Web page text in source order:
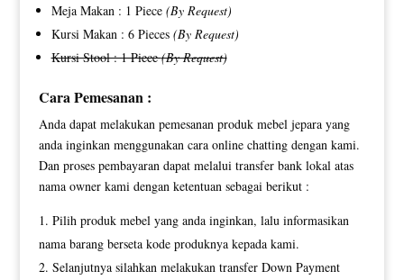
Meja Makan : 1 Piece (By Request)
Kursi Makan : 6 Pieces (By Request)
Kursi Stool : 1 Piece(By Request)
Cara Pemesanan :
Anda dapat melakukan pemesanan produk mebel jepara yang
anda inginkan menggunakan cara online chatting dengan kami.
Dan proses pembayaran dapat melalui transfer bank lokal atas
nama owner kami dengan ketentuan sebagai berikut :
Pilih produk mebel yang anda inginkan, lalu informasikan
nama barang berseta kode produknya kepada kami.
Selanjutnya silahkan melakukan transfer Down Payment